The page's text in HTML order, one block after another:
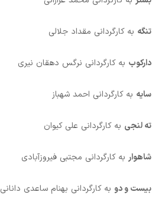
تنگه به کارگردانی مقداد جلالی
دارکوب به کارگردانی نرگس دهقان نیری
سایه به کارگردانی احمد شهباز
ته لنجی به کارگردانی علی کیوان
شاهوار به کارگردانی مجتبی فیروزآبادی
بیست و دو به کارگردانی بهنام ساعدی دانانی